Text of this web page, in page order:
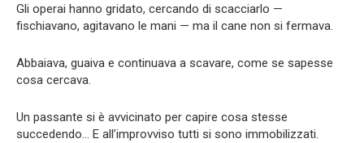
Gli operai hanno gridato, cercando di scacciarlo —
fischiavano, agitavano le mani — ma il cane non si fermava.
Abbaiava, guaiva e continuava a scavare, come se sapesse
cosa cercava.
Un passante si è avvicinato per capire cosa stesse
succedendo… E all’improvviso tutti si sono immobilizzati.